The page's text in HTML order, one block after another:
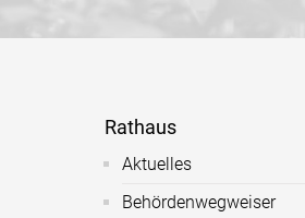
Rathaus
Aktuelles
Behördenwegweiser